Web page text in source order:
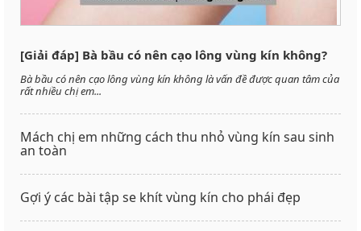
[Giải đáp] Bà bầu có nên cạo lông vùng kín không?
Bà bầu có nên cạo lông vùng kín không là vấn đề được quan tâm của
rất nhiều chị em...
Mách chị em những cách thu nhỏ vùng kín sau sinh
an toàn
Gợi ý các bài tập se khít vùng kín cho phái đẹp